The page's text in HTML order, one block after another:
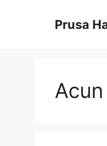
Prusa
Acun